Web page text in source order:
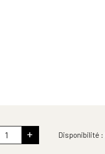
+ Disponibilité :